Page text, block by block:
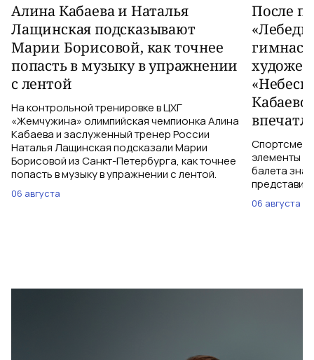
Алина Кабаева и Наталья
Лащинская подсказывают
Марии Борисовой, как точнее
попасть в музыку в упражнении
с лентой
На контрольной тренировке в ЦХГ
«Жемчужина» олимпийская чемпионка Алина
Кабаева и заслуженный тренер России
Наталья Лащинская подсказали Марии
Борисовой из Санкт-Петербурга, как точнее
попасть в музыку в упражнении с лентой.
06 августа
После
элементы
балета
06 августа